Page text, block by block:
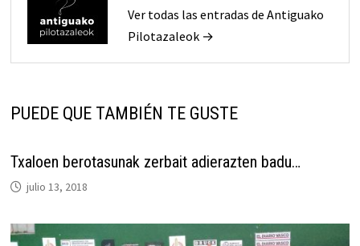
Ver todas las entradas de Antiguako
Pilotazaleok →
PUEDE QUE TAMBIÉN TE GUSTE
Txaloen berotasunak zerbait adierazten badu…
julio 13, 2018